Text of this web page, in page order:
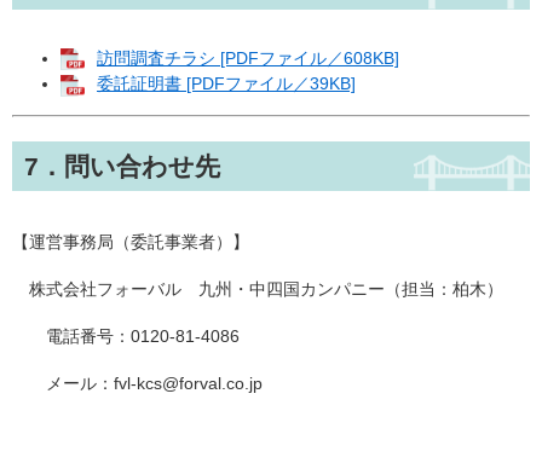
訪問調査チラシ [PDFファイル／608KB]
委託証明書 [PDFファイル／39KB]
7．問い合わせ先
【運営事務局（委託事業者）】
株式会社フォーバル 九州・中四国カンパニー（担当：柏木）
電話番号：0120-81-4086
メール：fvl-kcs@forval.co.jp